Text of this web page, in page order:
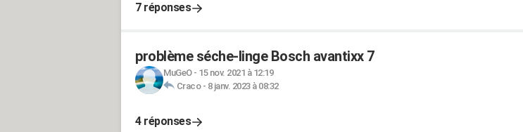
7 réponses
problème séche-linge Bosch avantixx 7
MuGeO- 15 nov. 2021 à 12:19
Craco- 8 janv. 2023 à 08:32
4 réponses